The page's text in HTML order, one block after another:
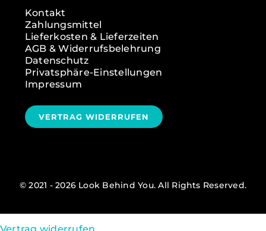
Kontakt
Zahlungsmittel
Lieferkosten & Lieferzeiten
AGB & Widerrufsbelehrung
Datenschutz
Privatsphäre-Einstellungen
Impressum
VERTRAG WIDERRUFEN
© 2021 - 2026 Look Behind You. All Rights Reserved.